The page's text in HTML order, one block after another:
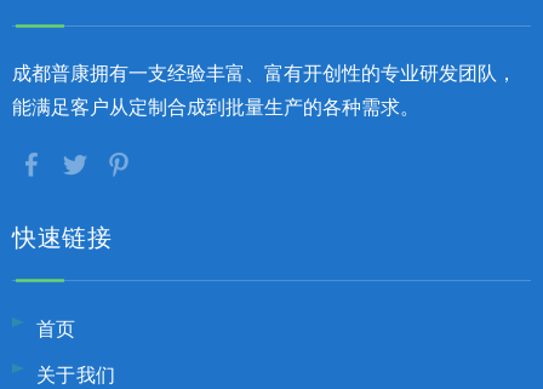
成都普康拥有一支经验丰富、富有开创性的专业研发团队，
能满足客户从定制合成到批量生产的各种需求。
快速链接
首页
关于我们